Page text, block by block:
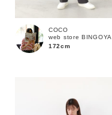
COCO
web store BINGOYA
172cm